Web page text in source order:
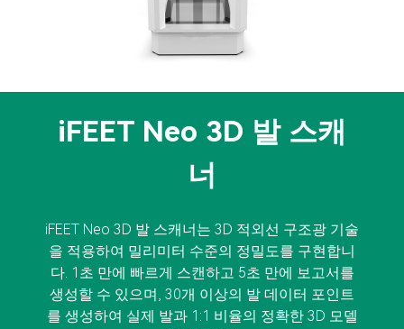
iFEET Neo 3D 발 스캐
너
iFEET Neo 3D 발 스캐너는 3D 적외선 구조광 기술
을 적용하여 밀리미터 수준의 정밀도를 구현합니
다. 1초 만에 빠르게 스캔하고 5초 만에 보고서를
생성할 수 있으며, 30개 이상의 발 데이터 포인트
를 생성하여 실제 발과 1:1 비율의 정확한 3D 모델